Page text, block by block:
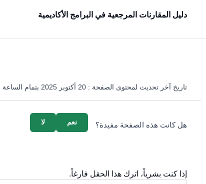
دليل المقارنات المرجعية في البرامج الأكاديمية
تاريخ آخر تحديث لمحتوى الصفحة : 20 أكتوبر 2025 بتمام الساعة 12:41 مساءً
هل كانت هذه الصفحة مفيدة؟ لا نعم
إذا كنت بشرياً، اترك هذا الحقل فارغاً.